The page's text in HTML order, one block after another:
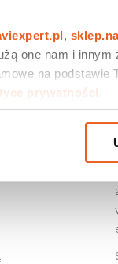
,
one nam i
na
prywatności